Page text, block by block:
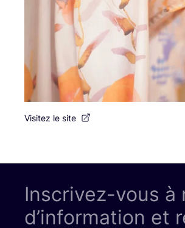
Visitez le site
Inscrivez-vous à
d’information et